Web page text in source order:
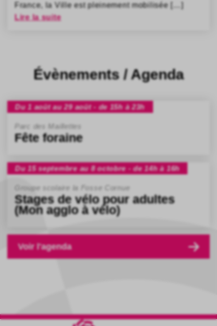
France, la Ville est pleinement mobilisée […]
Lire la suite
Évènements / Agenda
Du 1 août au 29 août - de 15h à 23h
Parc des Maillettes
Fête foraine
Du 15 septembre au 8 octobre - de 14h à 16h
Groupe scolaire la Fosse Cornue
Stages de vélo pour adultes
(Mon agglo à vélo)
Voir l'agenda